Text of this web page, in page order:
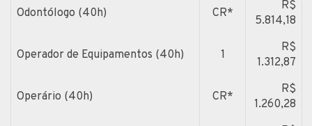
Odontólogo (40h) CR*
R$
5.814,18
Operador de Equipamentos (40h) 1
R$
1.312,87
Operário (40h) CR*
R$
1.260,28